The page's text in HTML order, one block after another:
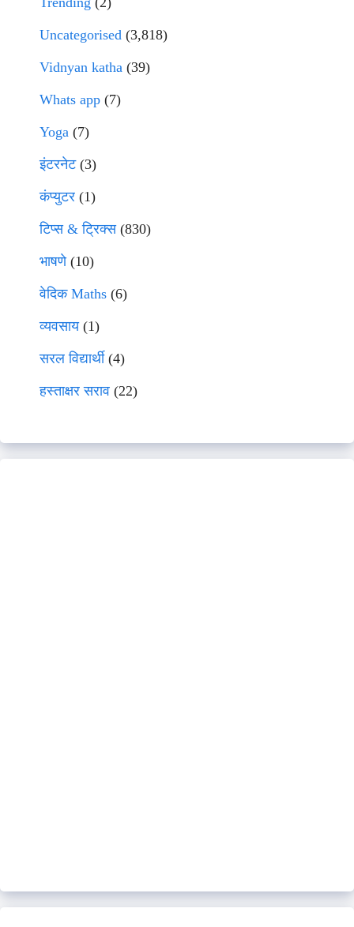
Uncategorised (3,818)
Vidnyan katha (39)
Whats app (7)
Yoga (7)
इंटरनेट(3)
कंप्युटर (1)
टिप्स & ट्रिक्स(830)
भाषणे(10)
वेदिक Maths (6)
व्यवसाय(1)
सरल विद्यार्थी(4)
हस्ताक्षर सराव (22)